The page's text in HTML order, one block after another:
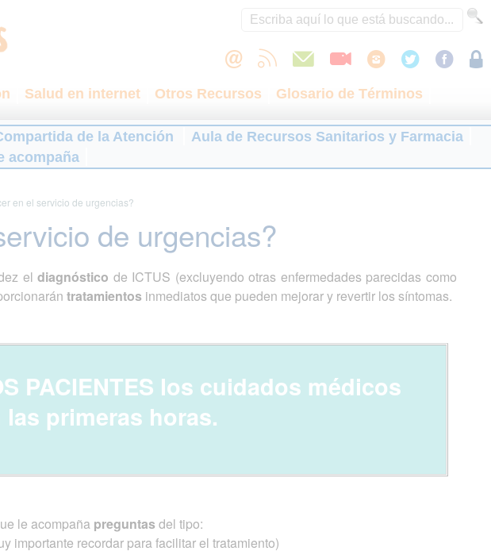
Salud en internet Otros Recursos
Glosario de Términos
de la Atención
Aula de Recursos Sanitarios y Farmacia
acompaña
en el servicio de urgencias?
de urgencias?
eldiagnóstico de ICTUS (excluyendo otras enfermedades parecidas como
tratamientos inmediatos que pueden mejorar y revertir los síntomas.
PACIENTES los cuidados médicos
las primeras horas.
le acompaña preguntas del tipo:
importante recordar para facilitar el tratamiento)